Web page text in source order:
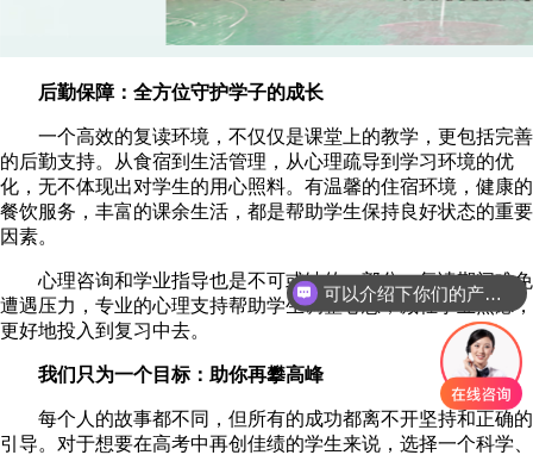
后勤保障：全方位守护学子的成长
一个高效的复读环境，不仅仅是课堂上的教学，更包括完善
的后勤支持。从食宿到生活管理，从心理疏导到学习环境的优
化，无不体现出对学生的用心照料。有温馨的住宿环境，健康的
餐饮服务，丰富的课余生活，都是帮助学生保持良好状态的重要
因素。
心理咨询和学业指导也是不可或缺的一部分。复读期间难免
遭遇压力，专业的心理支持帮助学生调整心态，减轻学业焦虑，
更好地投入到复习中去。
我们只为一个目标：助你再攀高峰
每个人的故事都不同，但所有的成功都离不开坚持和正确的
引导。对于想要在高考中再创佳绩的学生来说，选择一个科学、
可以介绍下你们的产品么